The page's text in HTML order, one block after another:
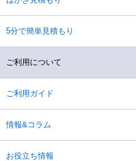
5分で簡単見積もり
ご利用について
ご利用ガイド
情報&コラム
お役立ち情報